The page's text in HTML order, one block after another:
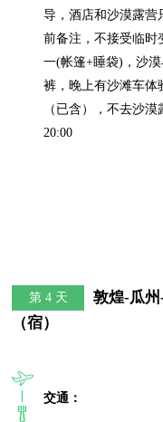
导，酒店和沙漠露营
前备注，不接受临时
一(帐篷+睡袋)，沙
裤，晚上有沙滩车体
（已含），不去沙
20:00
第 4 天
敦煌-瓜
（宿）
交通：